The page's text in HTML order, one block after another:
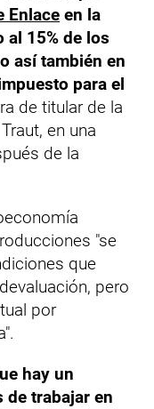
Enlace en la
al 15% de los
así también en
para el
de titular de la
en una
de la
"se
que
pero
por
hay un
de trabajar en